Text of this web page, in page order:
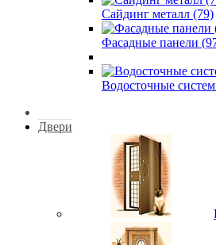
Сайдинг металл (79)
Фасадные панели
Водосточные
Двери